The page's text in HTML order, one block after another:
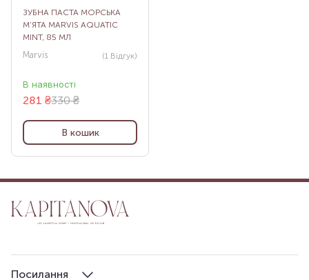
ЗУБНА ПАСТА МОРСЬКА
М’ЯТА MARVIS AQUATIC
MINT, 85 МЛ
Marvis (1 Відгук)
В наявності
330 ₴
281 ₴
В кошик
Посилання